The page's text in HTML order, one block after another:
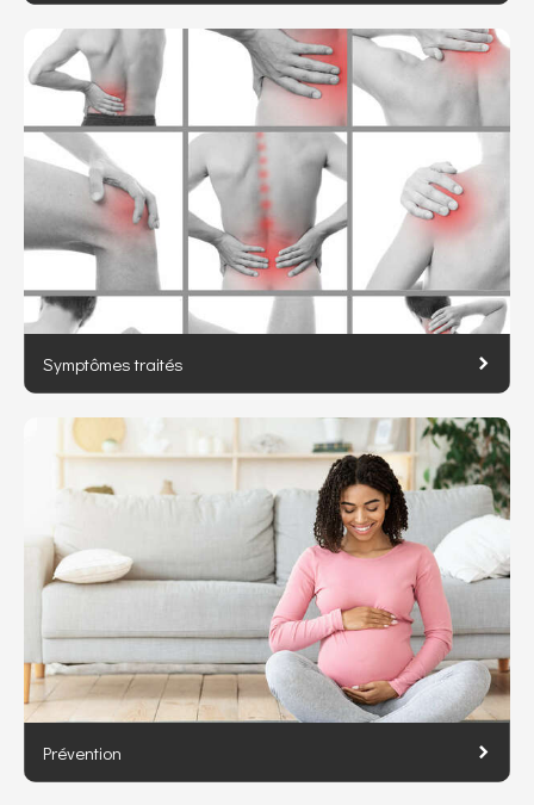
Symptômes traités
Prévention